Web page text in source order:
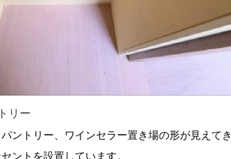
リー
ントリー、ワインセラー置き場の形が見えてき
ントを設置しています。